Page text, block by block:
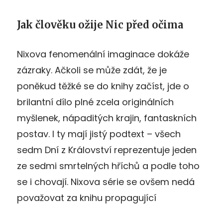
Jak člověku ožije Nic před očima
Nixova fenomenální imaginace dokáže
zázraky. Ačkoli se může zdát, že je
poněkud těžké se do knihy začíst, jde o
brilantní dílo plné zcela originálních
myšlenek, nápaditých krajin, fantaskních
postav. I ty mají jistý podtext – všech
sedm Dní z Království reprezentuje jeden
ze sedmi smrtelných hříchů a podle toho
se i chovají. Nixova série se ovšem nedá
považovat za knihu propagující